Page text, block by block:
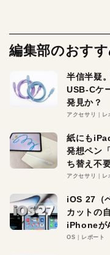
編集部のおす
半信半疑
USB-Cケ
発見か？
アクセサリ レ
紙にも
発想ペン
ち替え不
アクセサリ レ
iOS 27（
カットの
iPhoneが
OS レポート